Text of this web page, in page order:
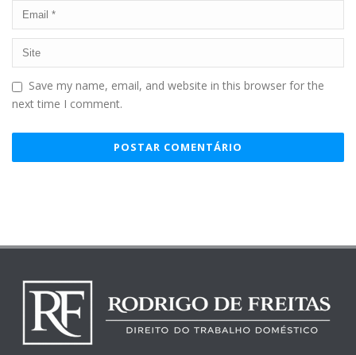
Save my name, email, and website in this browser for the
next time I comment.